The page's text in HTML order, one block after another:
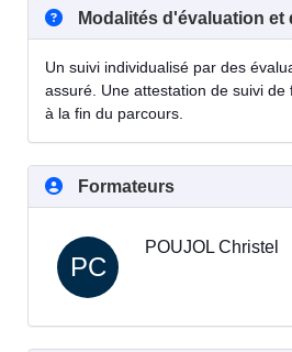
Modalités d'évaluation et
Un suivi individualisé par des
assuré. Une attestation de suivi
à la fin du parcours.
Formateurs
PC
POUJOL Christel